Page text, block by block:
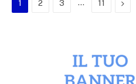
1 2 3 … 11 Next